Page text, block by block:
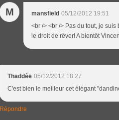
M mansfield 05/12/2012 19:51
<br /> <br /> Pas du tout, je
le droit de rêver! A bientôt
Thaddée 05/12/2012 18:27
C'est bien le meilleur cet élégant
Répondre